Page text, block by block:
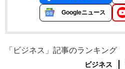
Googleニュース
「ビジネス」記事のランキング
ビジネス